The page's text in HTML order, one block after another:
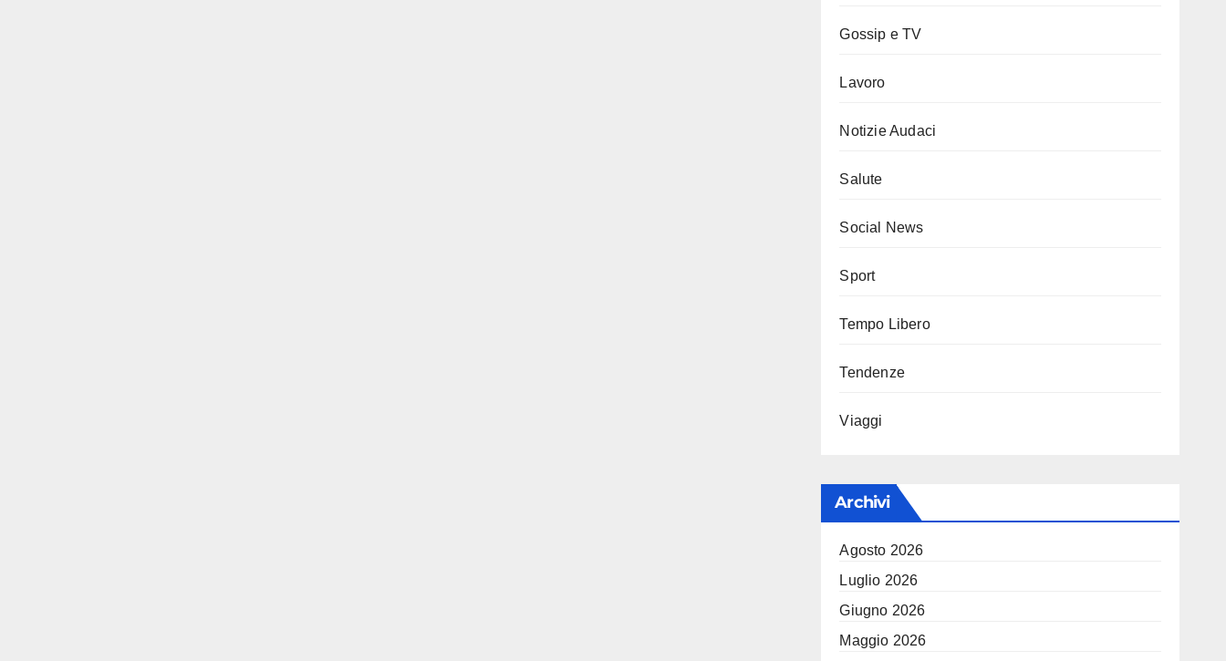
Gossip e TV
Lavoro
Notizie Audaci
Salute
Social News
Sport
Tempo Libero
Tendenze
Viaggi
Archivi
Agosto 2026
Luglio 2026
Giugno 2026
Maggio 2026